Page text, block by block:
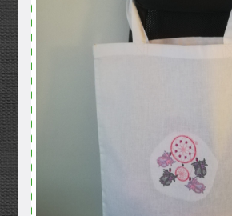
Mentions légales
Politique de confidentialité
Validation de la commande